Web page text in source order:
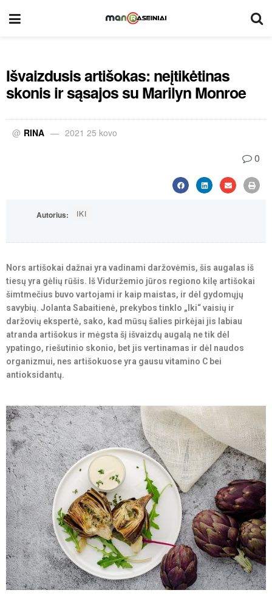
Išvaizdusis artišokas: neįtikėtinas
skonis ir sąsajos su Marilyn Monroe
@ RINA 2021 25 kovo
0
Autorius: IKI
Nors artišokai dažnai yra vadinami daržovėmis, šis augalas iš
tiesų yra gėlių rūšis. Iš Viduržemio jūros regiono kilę artišokai
šimtmečius buvo vartojami ir kaip maistas, ir dėl gydomųjų
savybių. Jolanta Sabaitienė, prekybos tinklo „Iki“ vaisių ir
daržovių ekspertė, sako, kad mūsų šalies pirkėjai jis labiau
atranda artišokus ir mėgsta šį išvaizdų augalą ne tik dėl
ypatingo, riešutinio skonio, bet jis vertinamas ir dėl naudos
organizmui, nes artišokuose yra gausu vitamino C bei
antioksidantų.